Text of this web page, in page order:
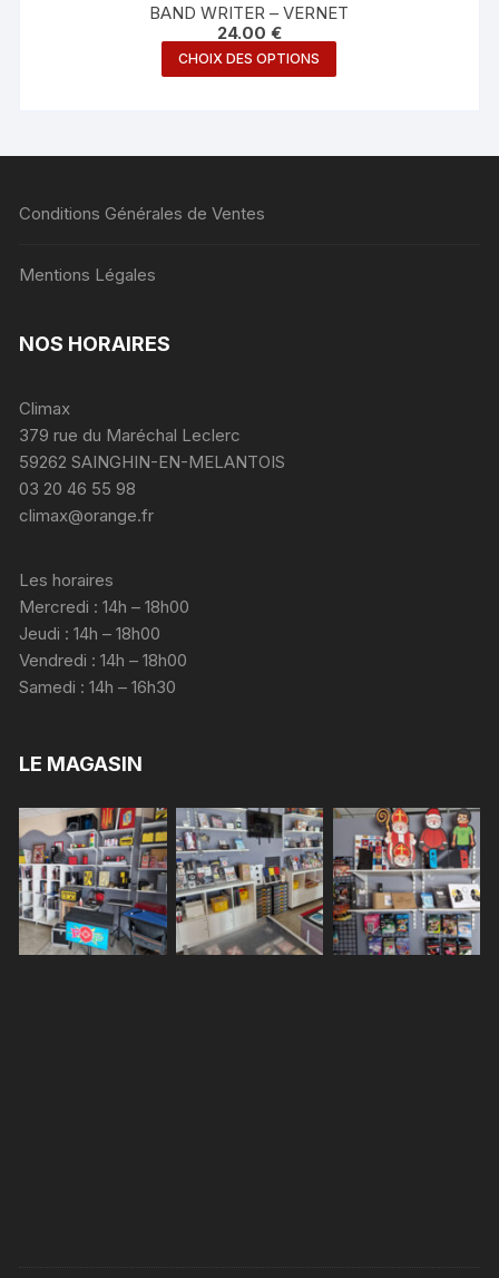
BAND WRITER – VERNET
24.00 €
CHOIX DES OPTIONS
produit
variations.
Conditions Générales de Ventes
Mentions Légales
NOS HORAIRES
Climax
379 rue du Maréchal Leclerc
59262 SAINGHIN-EN-MELANTOIS
03 20 46 55 98
climax@orange.fr
Les horaires
Mercredi : 14h – 18h00
Jeudi : 14h – 18h00
Vendredi : 14h – 18h00
Samedi : 14h – 16h30
LE MAGASIN